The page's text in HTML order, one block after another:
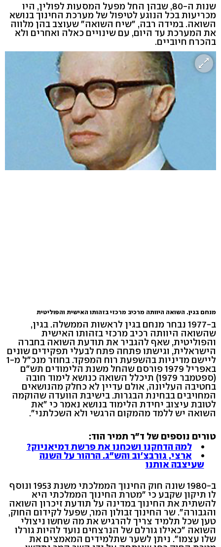
שנות ה-80, שבהן החל מפעל המסעות לפולין, היו
מכריעות בכל הנוגע לטיפול של מערכת החינוך בנושא
השואה. במידה רבה, "שיח השואה" שעוצב בהן מלווה
את המערכת עד היום, עם שינויים כאלה ואחרים ולא
בהכרח חיוביים.
מנחם בגין. השואה היוותה מרכיב מרכזי בזהותו האישית והפוליטית
ב-1977 נבחר מנחם בגין לראשות הממשלה. בגין,
שהשואה היוותה רכיב מרכזי בזהותו האישית
והפוליטית, שאף להגביר את תודעת השואה בחברה
הישראלית, וגישתו פתחה פתח לבעלי תפקידים שונים
ליישם מדיניות בהשפעת רוח המפקד. בחוזר מנכ"ל מ-1
באפריל 1979 פורסם שהחל משנת הלימודים תש"ם
(ספטמבר 1979) תיכלל השואה כנושא לימוד חובה
בחטיבה העליונה, אולם עדיין לא כחלק מהנושאים
המחויבים בבחינת הבגרות. בישיבת הוועדה שהוקמה
לטובת עיצוב יחידת הלימוד בנושא נאמר כי "את
השואה יש ללמד מהמקום הרגשי ולא השכלתני".
טורים נוספים של ד"ר תמיר הוד:
למה הדחקנו ושכחנו את פרשת דמיאניוק?
ארצי, גורבצ'וב והש"ג. הרהור על השנה
שעיצבה אותנו
ב-1980 שונה חוק החינוך הממלכתי משנת 1953 ונוסף
לו תיקון שקבע כי "מטרת החינוך הממלכתי היא
להשתית את החינוך במדינה על תודעת זיכרון השואה
והגבורה". שר החינוך זבולון המר, שפעל לקידום החוק,
טען שכל תלמיד צריך להרגיש את מה שחשו ניצולי
השואה "כאילו גורלם של הנרצחים נועד להיות גורלו
שלו עצמו". ניתן לשער שתלמידים המאמצים את